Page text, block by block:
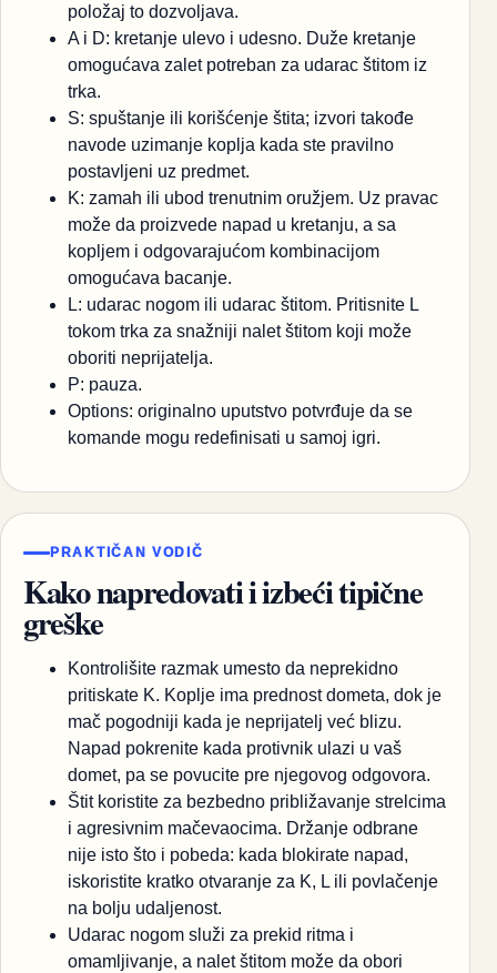
položaj to dozvoljava.
A i D: kretanje ulevo i udesno. Duže kretanje
omogućava zalet potreban za udarac štitom iz
trka.
S: spuštanje ili korišćenje štita; izvori takođe
navode uzimanje koplja kada ste pravilno
postavljeni uz predmet.
K: zamah ili ubod trenutnim oružjem. Uz pravac
može da proizvede napad u kretanju, a sa
kopljem i odgovarajućom kombinacijom
omogućava bacanje.
L: udarac nogom ili udarac štitom. Pritisnite L
tokom trka za snažniji nalet štitom koji može
oboriti neprijatelja.
P: pauza.
Options: originalno uputstvo potvrđuje da se
komande mogu redefinisati u samoj igri.
PRAKTIČAN VODIČ
Kako napredovati i izbeći tipične
greške
Kontrolišite razmak umesto da neprekidno
pritiskate K. Koplje ima prednost dometa, dok je
mač pogodniji kada je neprijatelj već blizu.
Napad pokrenite kada protivnik ulazi u vaš
domet, pa se povucite pre njegovog odgovora.
Štit koristite za bezbedno približavanje strelcima
i agresivnim mačevaocima. Držanje odbrane
nije isto što i pobeda: kada blokirate napad,
iskoristite kratko otvaranje za K, L ili povlačenje
na bolju udaljenost.
Udarac nogom služi za prekid ritma i
omamljivanje, a nalet štitom može da obori